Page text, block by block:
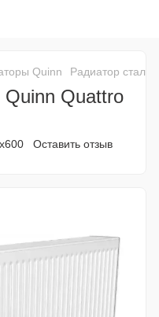
Quinn Радиатор
Quinn Quattro
Оставить отзыв